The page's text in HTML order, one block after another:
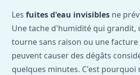
Les fuites d'eau invisibles ne
Une tache d'humidité qui grandit,
tourne sans raison ou une
peuvent causer des dégâts
quelques minutes. C'est pourquoi